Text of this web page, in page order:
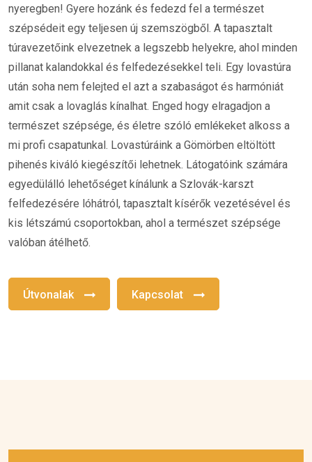
nyeregben! Gyere hozánk és fedezd fel a természet
szépsédeit egy teljesen új szemszögből. A tapasztalt
túravezetőink elvezetnek a legszebb helyekre, ahol minden
pillanat kalandokkal és felfedezésekkel teli. Egy lovastúra
után soha nem felejted el azt a szabaságot és harmóniát
amit csak a lovaglás kínalhat. Enged hogy elragadjon a
természet szépsége, és életre szóló emlékeket alkoss a
mi profi csapatunkal. Lovastúráink a Gömörben eltöltött
pihenés kiváló kiegészítői lehetnek. Látogatóink számára
egyedülálló lehetőséget kínálunk a Szlovák-karszt
felfedezésére lóhátról, tapasztalt kísérők vezetésével és
kis létszámú csoportokban, ahol a természet szépsége
valóban átélhető.
Útvonalak Kapcsolat